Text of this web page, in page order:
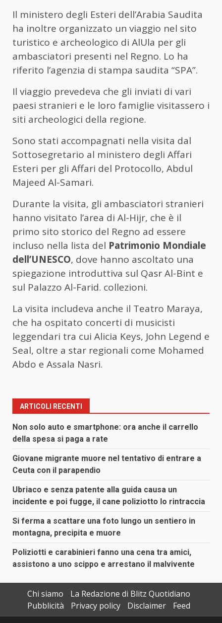
Il ministero degli Esteri dell’Arabia Saudita
ha inoltre organizzato un viaggio nel sito
turistico e archeologico di AlUla per gli
ambasciatori presenti nel Regno. Lo ha
riferito l’agenzia di stampa saudita “SPA”.
Il viaggio prevedeva che gli inviati di vari
paesi stranieri e le loro famiglie visitassero i
siti archeologici della regione.
Sono stati accompagnati nella visita dal
Sottosegretario al ministero degli Affari
Esteri per gli Affari del Protocollo, Abdul
Majeed Al-Samari.
Durante la visita, gli ambasciatori stranieri
hanno visitato l’area di Al-Hijr, che è il
primo sito storico del Regno ad essere
incluso nella lista del Patrimonio Mondiale
dell’UNESCO, dove hanno ascoltato una
spiegazione introduttiva sul Qasr Al-Bint e
sul Palazzo Al-Farid. collezioni.
La visita includeva anche il Teatro Maraya,
che ha ospitato concerti di musicisti
leggendari tra cui Alicia Keys, John Legend e
Seal, oltre a star regionali come Mohamed
Abdo e Assala Nasri.
ARTICOLI RECENTI
Non solo auto e smartphone: ora anche il carrello
della spesa si paga a rate
Giovane migrante muore nel tentativo di entrare a
Ceuta con il parapendio
Ubriaco e senza patente alla guida causa un
incidente e poi fugge, il cane poliziotto lo rintraccia
Si ferma a scattare una foto lungo un sentiero in
montagna, precipita e muore
Poliziotti e carabinieri fanno una cena tra amici,
assistono a uno scippo e arrestano il malvivente
Chi siamo
La Redazione di Blitz Quotidiano
Pubblicità
Privacy policy Disclaimer
Feed